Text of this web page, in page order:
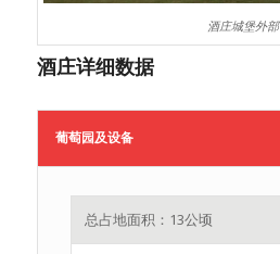
酒庄城堡外部
酒庄详细数据
葡萄园及设备
总占地面积：13公顷